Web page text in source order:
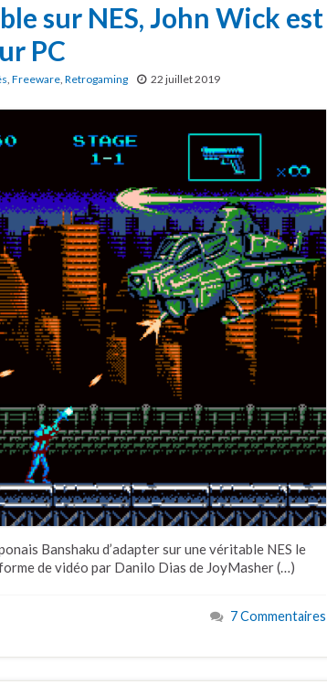
sur NES, John Wick est
PC
, Freeware, Retrogaming 22 juillet 2019
Banshaku d’adapter sur une véritable NES le
de vidéo par Danilo Dias de JoyMasher (…)
7 Commentaires